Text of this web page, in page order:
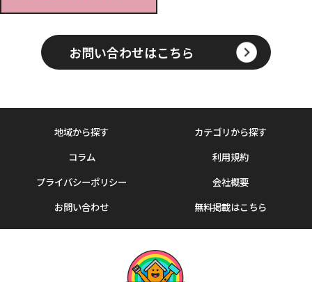
お問い合わせはこちら
地域から探す
カテゴリから探す
コラム
利用規約
プライバシーポリシー
会社概要
お問い合わせ
無料掲載はこちら